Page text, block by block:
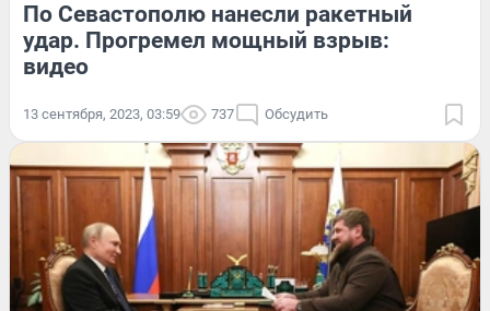
По Севастополю нанесли ракетный
удар. Прогремел мощный взрыв:
видео
13 сентября, 2023, 03:59 737 Обсудить